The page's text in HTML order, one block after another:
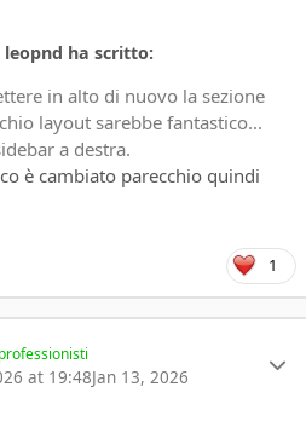
leopnd ha scritto:
in alto di nuovo la sezione
layout sarebbe fantastico...
a destra.
è cambiato parecchio quindi
1
at 19:48Jan 13, 2026